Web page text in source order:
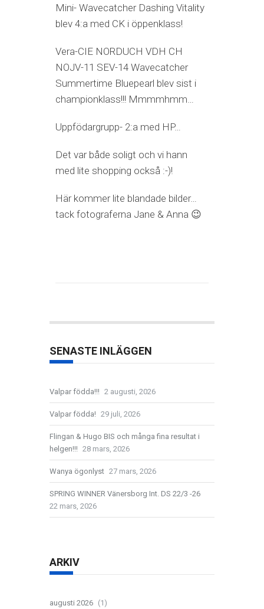
Mini- Wavecatcher Dashing Vitality
blev 4:a med CK i öppenklass!
Vera-CIE NORDUCH VDH CH
NOJV-11 SEV-14 Wavecatcher
Summertime Bluepearl blev sist i
championklass!!! Mmmmhmm…
Uppfödargrupp- 2:a med HP…
Det var både soligt och vi hann
med lite shopping också :-)!
Här kommer lite blandade bilder…
tack fotograferna Jane & Anna 😉
SENASTE INLÄGGEN
Valpar födda!!! 2 augusti, 2026
Valpar födda! 29 juli, 2026
Flingan & Hugo BIS och många fina resultat i
helgen!!! 28 mars, 2026
Wanya ögonlyst 27 mars, 2026
SPRING WINNER Vänersborg Int. DS 22/3 -26
22 mars, 2026
ARKIV
augusti 2026 (1)